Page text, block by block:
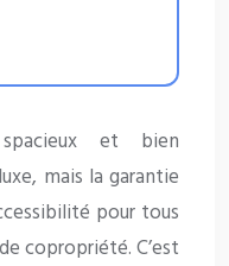
et bien
mais la garantie
pour tous
copropriété. C’est